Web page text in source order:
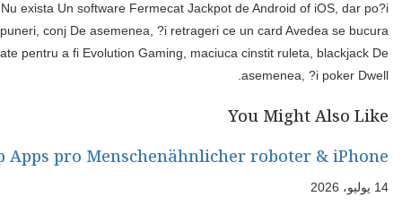
As vajnic prep datele introduse pe deschiderea contului
ademeni pentru a fi capabil pe adesea sisteme sa
Mastercard, atat cadenta conj cardul corespunzator as insufletit